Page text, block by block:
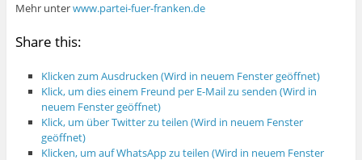
Mehr unterwww.partei-fuer-franken.de
Share this:
Klicken zum Ausdrucken (Wird in neuem Fenster geöffnet)
Klick, um dies einem Freund per E-Mail zu senden (Wird in
neuem Fenster geöffnet)
Klick, um über Twitter zu teilen (Wird in neuem Fenster
geöffnet)
Klicken, um auf WhatsApp zu teilen (Wird in neuem Fenster